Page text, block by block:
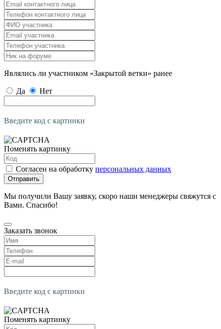
Являлись ли участником «Закрытой ветки» ранее
Да Нет
Введите код с картинки
Поменять картинку
Согласен на обработку персональных данных
Отправить
Мы получили Вашу заявку, скоро наши менеджеры свяжутся с
Вами. Спасибо!
Заказать звонок
Введите код с картинки
Поменять картинку